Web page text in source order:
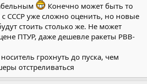
Конечно может быть то
с СССР уже сложно оценить, но новые
стоить столько же. Не может
ПТУР, даже дешевле ракеты РВВ-
грохнуть до пуска, чем
отстреливаться